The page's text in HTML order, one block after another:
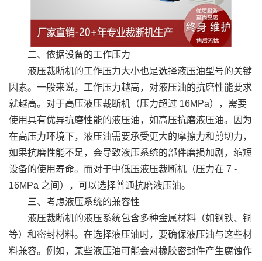
二、依据设备的工作压力
液压裁断机的工作压力大小也是选择液压油型号的关键
因素。一般来说，工作压力越高，对液压油的抗磨性能要求
就越高。对于高压液压裁断机（压力超过 16MPa），需要
使用具有优异抗磨性能的液压油，如高压抗磨液压油。因为
在高压力环境下，液压油需要承受更大的摩擦力和剪切力，
如果抗磨性能不足，会导致液压系统的部件磨损加剧，缩短
设备的使用寿命。而对于中低压液压裁断机（压力在 7 -
16MPa 之间），可以选择普通抗磨液压油。
三、考虑液压系统的兼容性
液压裁断机的液压系统包含多种金属材料（如钢铁、铜
等）和密封材料。在选择液压油时，要确保液压油与这些材
料兼容。例如，某些液压油可能会对橡胶密封件产生腐蚀作